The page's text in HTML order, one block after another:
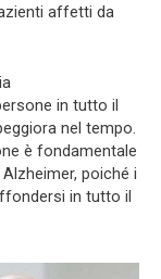
affetti da
in tutto il
nel tempo.
è fondamentale
poiché i
in tutto il